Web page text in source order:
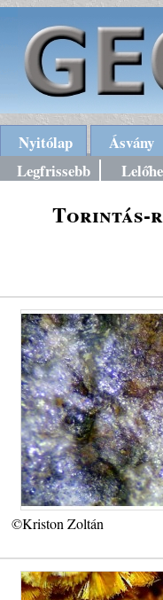
Nyitólap Ásvány
Legfrissebb
Torintás-
©Kriston Zoltán